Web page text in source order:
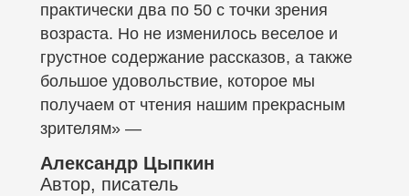
практически два по 50 с точки зрения
возраста. Но не изменилось веселое и
грустное содержание рассказов, а также
большое удовольствие, которое мы
получаем от чтения нашим прекрасным
зрителям» —
Александр Цыпкин
Автор, писатель